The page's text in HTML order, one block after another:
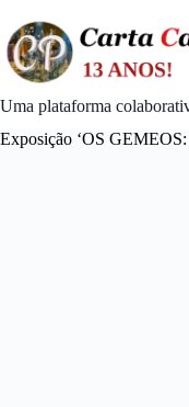
content
Uma plataforma
Exposição ‘OS GEMEOS: